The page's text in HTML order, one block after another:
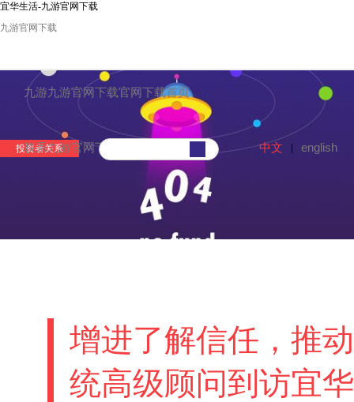
宜华生活-九游官网下载
九游官网下载
九游九游官网下载官网下载首页
联系九游官网下载
投资者关系 中文 english
增进了解信任，推
统高级顾问到访宜华